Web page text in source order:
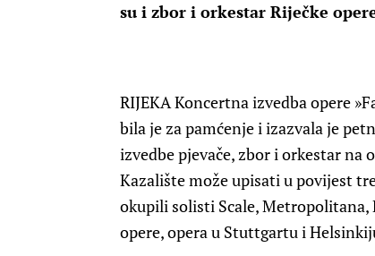
su i zbor i orkestar Riječke
RIJEKA Koncertna izvedba opere
bila je za pamćenje i izazvala je
izvedbe pjevače, zbor i orkestar na
Kazalište može upisati u povijest
okupili solisti Scale, Metropolitana,
opere, opera u Stuttgartu i